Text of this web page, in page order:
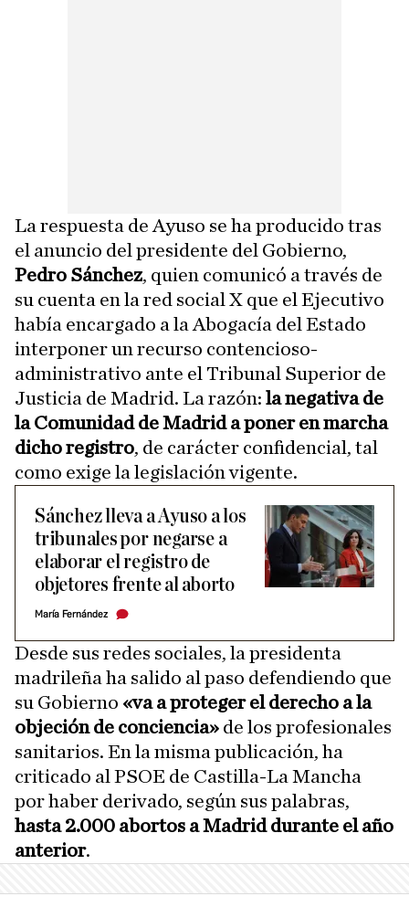
La respuesta de Ayuso se ha producido tras
el anuncio del presidente del Gobierno,
Pedro Sánchez, quien comunicó a través de
su cuenta en la red social X que el Ejecutivo
había encargado a la Abogacía del Estado
interponer un recurso contencioso-
administrativo ante el Tribunal Superior de
Justicia de Madrid. La razón: la negativa de
la Comunidad de Madrid a poner en marcha
dicho registro, de carácter confidencial, tal
como exige la legislación vigente.
Sánchez lleva a Ayuso a los
tribunales por negarse a
elaborar el registro de
objetores frente al aborto
María Fernández
Desde sus redes sociales, la presidenta
madrileña ha salido al paso defendiendo que
su Gobierno «va a proteger el derecho a la
objeción de conciencia» de los profesionales
sanitarios. En la misma publicación, ha
criticado al PSOE de Castilla-La Mancha
por haber derivado, según sus palabras,
hasta 2.000 abortos a Madrid durante el año
anterior.